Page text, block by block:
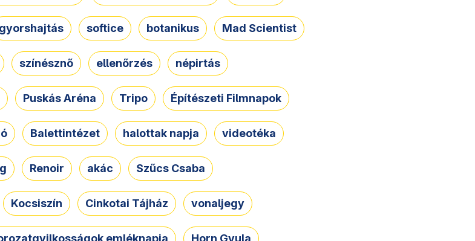
gyorshajtás softice botanikus Mad Scientist
színésznő ellenőrzés népirtás
Puskás Aréna Tripo Építészeti Filmnapok
Balettintézet halottak napja videotéka
Renoir akác Szűcs Csaba
Kocsiszín Cinkotai Tájház vonaljegy
emléknapja Horn Gyula